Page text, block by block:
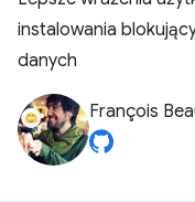
instalowania
danych
François